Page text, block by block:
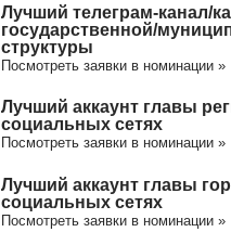
Лучший телеграм-канал/
государственной/
структуры
Посмотреть заявки в номинации »
Лучший аккаунт главы
социальных сетях
Посмотреть заявки в номинации »
Лучший аккаунт главы
социальных сетях
Посмотреть заявки в номинации »